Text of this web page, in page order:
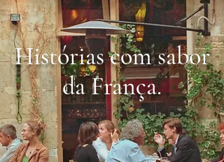
Histórias com sabor
da França.